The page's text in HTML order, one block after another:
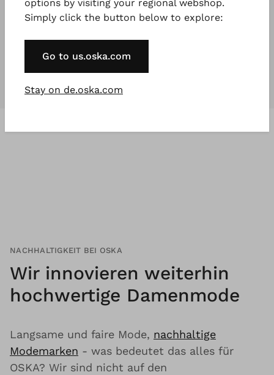
Unsere Kollektionensind fürjeden
der etwas Besonderes will.
NACHHALTIGKEIT BEI OSKA
Wir innovieren weiterhin
hochwertige Damenmode
Langsame und faire Mode, nachhaltige
Modemarken - was bedeutet das alles für
OSKA? Wir sind nicht auf den
options by visiting your regional webshop.
Simply click the button below to explore:
Go to us.oska.com
Stay on de.oska.com